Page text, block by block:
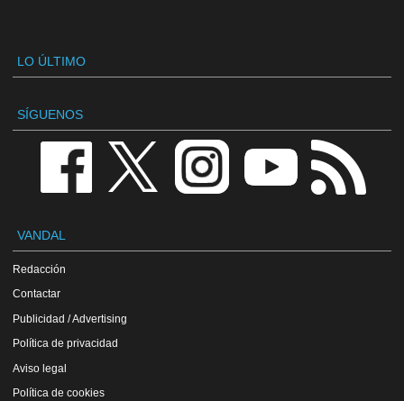
LO ÚLTIMO
SÍGUENOS
VANDAL
Redacción
Contactar
Publicidad / Advertising
Política de privacidad
Aviso legal
Política de cookies